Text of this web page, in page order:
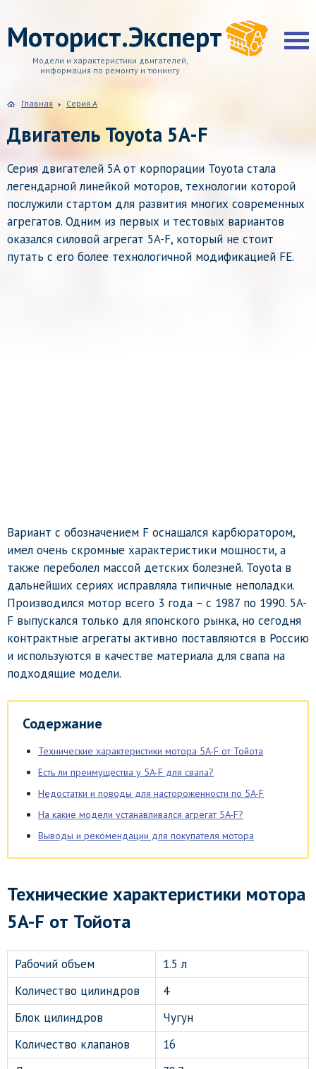
Моторист.Эксперт
Модели и характеристики двигателей,
информация по ремонту и тюнингу
Главная Серия A
Двигатель Toyota 5A-F
Серия двигателей 5A от корпорации Toyota стала
легендарной линейкой моторов, технологии которой
послужили стартом для развития многих современных
агрегатов. Одним из первых и тестовых вариантов
оказался силовой агрегат 5A-F, который не стоит
путать с его более технологичной модификацией FE.
Вариант с обозначением F оснащался карбюратором,
имел очень скромные характеристики мощности, а
также переболел массой детских болезней. Toyota в
дальнейших сериях исправляла типичные неполадки.
Производился мотор всего 3 года – с 1987 по 1990. 5A-
F выпускался только для японского рынка, но сегодня
контрактные агрегаты активно поставляются в Россию
и используются в качестве материала для свапа на
подходящие модели.
Содержание
Технические характеристики мотора 5A-F от Тойота
Есть ли преимущества у 5A-F для свапа?
Недостатки и поводы для настороженности по 5A-F
На какие модели устанавливался агрегат 5A-F?
Выводы и рекомендации для покупателя мотора
Технические характеристики мотора
5A-F от Тойота
Рабочий объем
1.5 л
Количество цилиндров
4
Блок цилиндров
Чугун
Количество клапанов
16